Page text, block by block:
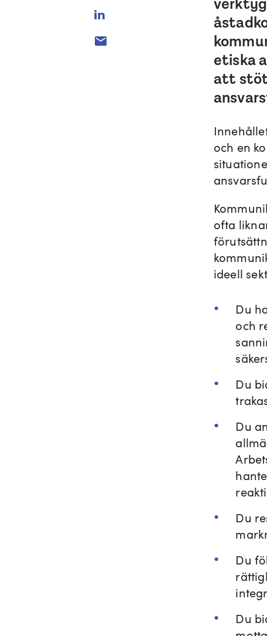
verktyg
etiska
att
och en
ofta
ideell
Du
och
Du
Du
Du
Du
Du